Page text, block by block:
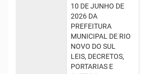
10 DE JUNHO DE
2026 DA
PREFEITURA
MUNICIPAL DE RIO
NOVO DO SUL
LEIS, DECRETOS,
PORTARIAS E